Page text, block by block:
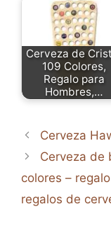
Cerveza de
109 Colores,
Regalo para
Hombres,…
Cerveza
Cerveza de
colores –
regalos de